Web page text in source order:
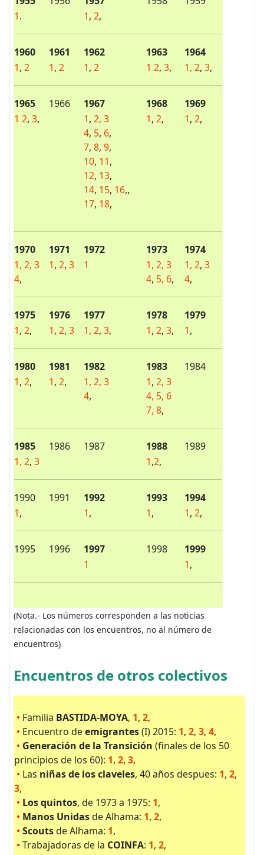
1. 1, 2,
1960 1961 1962 1963
1964
1, 2 1, 2 1, 2 1 2, 3, 1, 2, 3,
1965 1966 1967 1968
1969
1 2, 3, 1, 2, 3
4, 5, 6,
7, 8, 9,
10, 11,
12, 13,
14, 15, 16,,
17, 18,
1, 2, 1, 2,
1970 1971 1972 1973
1974
1, 2, 3
4,
1, 2, 3 1 1, 2, 3
4, 5, 6,
1, 2, 3
4,
1975 1976 1977 1978
1979
1, 2, 1, 2, 3 1, 2, 3, 1, 2, 3, 1,
1980 1981 1982 1983
1984
1, 2, 1, 2, 1, 2, 3
4,
1, 2, 3
4, 5, 6
7, 8,
1985 1986 1987 1988
1989
1, 2, 3 1,2,
1990 1991 1992 1993
1994
1, 1, 1, 1, 2,
1995 1996 1997 1998
1999
1
1,
(Nota.- Los números corresponden a las noticias
relacionadas con los encuentros, no al número de
encuentros)
Encuentros de otros colectivos
• Familia BASTIDA-MOYA, 1, 2,
• Encuentro deemigrantes(I) 2015: 1, 2, 3, 4,
• Generación de la Transición (finales de los 50
principios de los 60): 1, 2, 3,
• Las niñas de los claveles, 40 años despues: 1, 2,
3,
• Los quintos, de 1973 a 1975: 1,
• Manos Unidasde Alhama: 1, 2,
• Scoutsde Alhama: 1,
• Trabajadoras de la COINFA: 1, 2,